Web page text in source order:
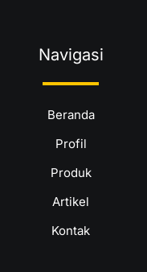
Navigasi
Beranda
Profil
Produk
Artikel
Kontak